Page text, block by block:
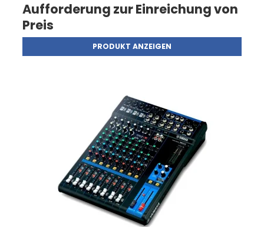
Aufforderung zur Einreichung von
Preis
PRODUKT ANZEIGEN